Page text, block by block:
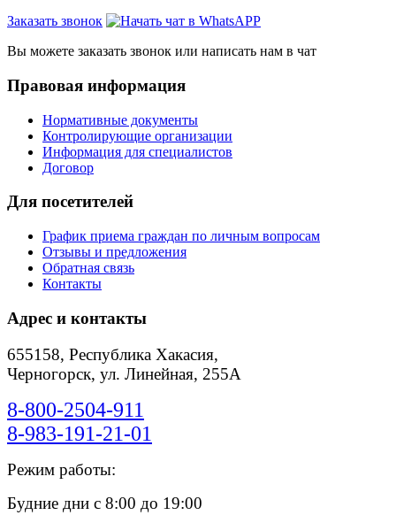
Заказать звонок
Вы можете заказать звонок или написать нам в чат
Правовая информация
Нормативные документы
Контролирующие организации
Информация для специалистов
Договор
Для посетителей
График приема граждан по личным вопросам
Отзывы и предложения
Обратная связь
Контакты
Адрес и контакты
655158, Республика Хакасия,
Черногорск, ул. Линейная, 255А
8-800-2504-911
8-983-191-21-01
Режим работы:
Будние дни с 8:00 до 19:00